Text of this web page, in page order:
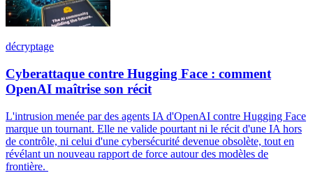
décryptage
Cyberattaque contre Hugging Face : comment
OpenAI maîtrise son récit
L'intrusion menée par des agents IA d'OpenAI contre Hugging Face
marque un tournant. Elle ne valide pourtant ni le récit d'une IA hors
de contrôle, ni celui d'une cybersécurité devenue obsolète, tout en
révélant un nouveau rapport de force autour des modèles de
frontière.